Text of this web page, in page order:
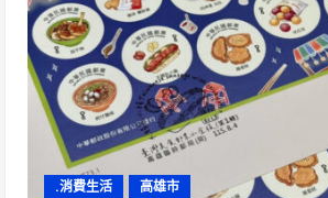
.消費生活 高雄市